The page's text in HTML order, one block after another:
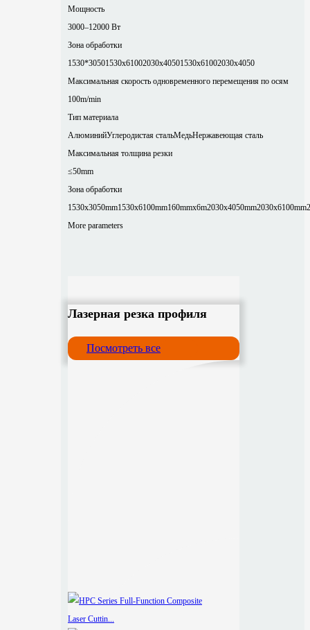
Мощность
3000–12000 Вт
Зона обработки
1530*30501530x61002030x40501530x61002030x4050
Максимальная скорость одновременного перемещения по осям
100m/min
Тип материала
АлюминийУглеродистая стальМедьНержавеющая сталь
Максимальная толщина резки
≤50mm
Зона обработки
1530x3050mm1530x6100mm160mmx6m2030x4050mm2030x6100mm
More parameters
Лазерная резка профиля
Посмотреть все